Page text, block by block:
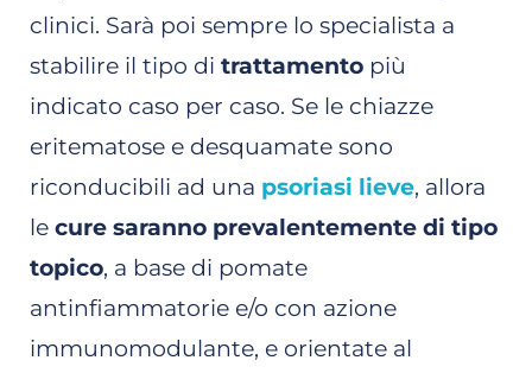
clinici. Sarà poi sempre lo specialista a
stabilire il tipo di trattamento più
indicato caso per caso. Se le chiazze
eritematose e desquamate sono
riconducibili ad una psoriasi lieve, allora
le cure saranno prevalentemente di tipo
topico, a base di pomate
antinfiammatorie e/o con azione
immunomodulante, e orientate al